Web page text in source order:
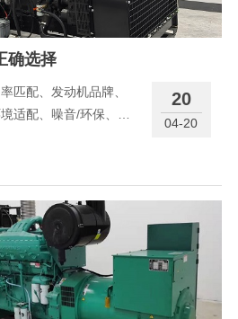
确选择
匹配、发动机品牌、
适配、噪音/环保、预
1. 分清负载类型- 阻
20
04-20